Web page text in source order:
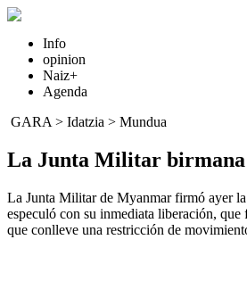
Info
opinion
Naiz+
Agenda
GARA > Idatzia > Mundua
La Junta Militar birmana
La Junta Militar de Myanmar firmó ayer
especuló con su inmediata liberación,
que conlleve una restricción de